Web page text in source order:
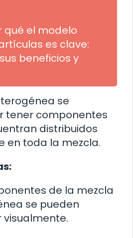
qué el modelo
es clave:
beneficios y
se
tener componentes
distribuidos
en toda la mezcla.
de la mezcla
se pueden
visualmente.